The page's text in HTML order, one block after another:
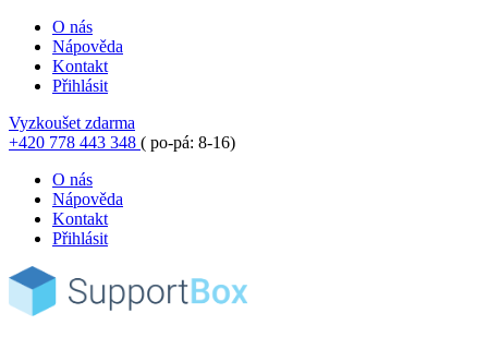
O nás
Nápověda
Kontakt
Přihlásit
Vyzkoušet zdarma
+420 778 443 348 ( po-pá: 8-16)
O nás
Nápověda
Kontakt
Přihlásit